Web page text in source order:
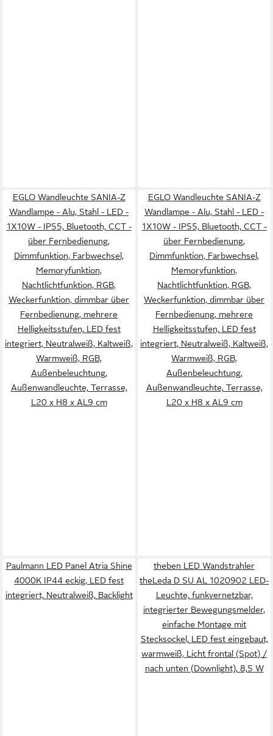
EGLO Wandleuchte SANIA-Z
Wandlampe - Alu, Stahl - LED -
1X10W - IP55, Bluetooth, CCT -
über Fernbedienung,
Dimmfunktion, Farbwechsel,
Memoryfunktion,
Nachtlichtfunktion, RGB,
Weckerfunktion, dimmbar über
Fernbedienung, mehrere
Helligkeitsstufen, LED fest
integriert, Neutralweiß, Kaltweiß,
Warmweiß, RGB,
Außenbeleuchtung,
Außenwandleuchte, Terrasse,
L20 x H8 x AL9 cm
EGLO Wandleuchte SANIA-Z
Wandlampe - Alu, Stahl - LED -
1X10W - IP55, Bluetooth, CCT -
über Fernbedienung,
Dimmfunktion, Farbwechsel,
Memoryfunktion,
Nachtlichtfunktion, RGB,
Weckerfunktion, dimmbar über
Fernbedienung, mehrere
Helligkeitsstufen, LED fest
integriert, Neutralweiß, Kaltweiß,
Warmweiß, RGB,
Außenbeleuchtung,
Außenwandleuchte, Terrasse,
L20 x H8 x AL9 cm
Paulmann LED Panel Atria Shine
4000K IP44 eckig, LED fest
integriert, Neutralweiß, Backlight
theben LED Wandstrahler
theLeda D SU AL 1020902 LED-
Leuchte, funkvernetzbar,
integrierter Bewegungsmelder,
einfache Montage mit
Stecksockel, LED fest eingebaut,
warmweiß, Licht frontal (Spot) /
nach unten (Downlight), 8,5 W